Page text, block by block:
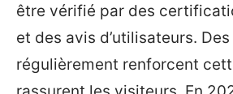
être vérifié par des
et des avis d’utilisateurs.
régulièrement renforcent